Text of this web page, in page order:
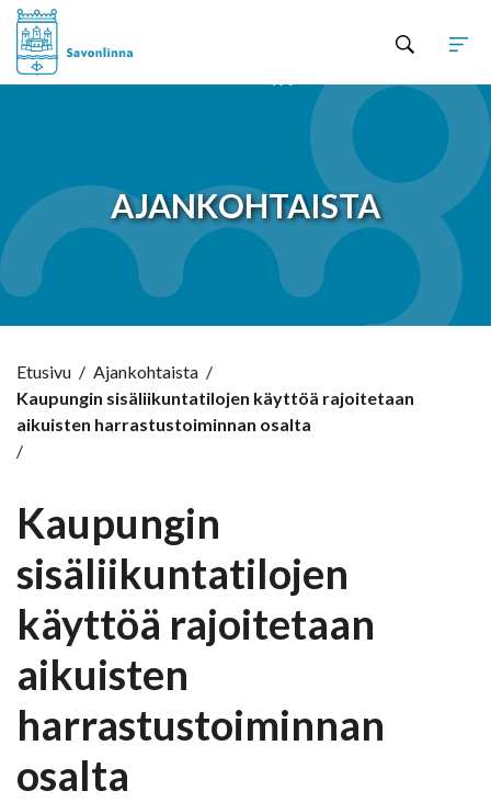
AJANKOHTAISTA
Etusivu / Ajankohtaista /
Kaupungin sisäliikuntatilojen käyttöä rajoitetaan
aikuisten harrastustoiminnan osalta
/
Kaupungin
sisäliikuntatilojen
käyttöä rajoitetaan
aikuisten
harrastustoiminnan
osalta